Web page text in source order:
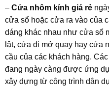
–Cửa nhôm kính giá rẻ
cửa sổ hoặc cửa ra vào của
dáng khác nhau như cửa sổ
lật, cửa đi mở quay hay cửa
cầu của các khách hàng.
đang ngày càng được ứng
xây dựng từ công trình dân